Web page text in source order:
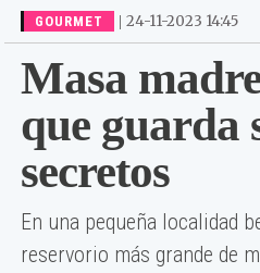
GOURMET | 24-11-2023 14:45
Masa
que guarda
secretos
En una pequeña localidad
reservorio más grande de